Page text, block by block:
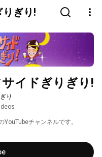
ぎり!
イドぎりぎり!
り
YouTubeチャンネルです。